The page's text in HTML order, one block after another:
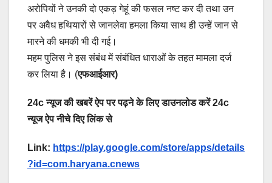
अरोपियों ने उनकी दो एकड़ गेहूं की फसल नष्ट कर दी तथा उन
पर अवैध हथियारों से जानलेवा हमला किया साथ ही उन्हें जान से
मारने की धमकी भी दी गई।
महम पुलिस ने इस संबंध में संबंधित धाराओं के तहत मामला दर्ज
कर लिया है। (एफआईआर)
24c न्यूज की खबरें ऐप पर पढ़ने के लिए डाउनलोड करें 24c
न्यूज ऐप नीचे दिए लिंक से
Link: https://play.google.com/store/apps/details
?id=com.haryana.cnews